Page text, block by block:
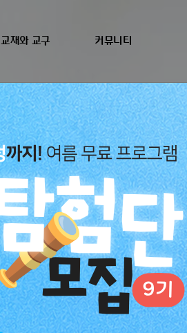
교재와 교구 커뮤니티